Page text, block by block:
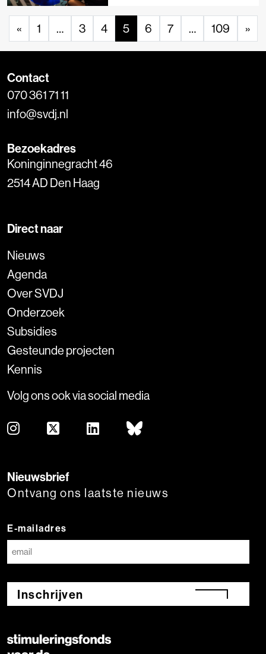
« 1 … 3 4 5 6 7 … 109 »
Contact
070 361 71 11
info@svdj.nl
Bezoekadres
Koninginnegracht 46
2514 AD Den Haag
Direct naar
Nieuws
Agenda
Over SVDJ
Onderzoek
Subsidies
Gesteunde projecten
Kennis
Volg ons ook via social media
Nieuwsbrief
Ontvang ons laatste nieuws
E-mailadres
Inschrijven